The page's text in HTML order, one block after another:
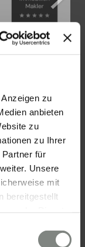
zu
anbieten
zu
zu Ihrer
für
Unsere
mit
bereitgestellt
nutzen.